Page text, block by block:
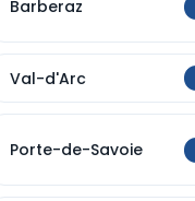
Barberaz
Val-d'Arc
Porte-de-Savoie